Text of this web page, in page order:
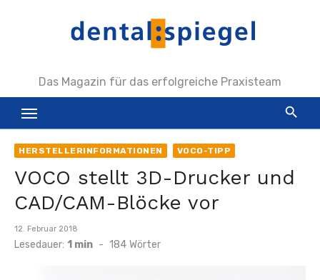
Das Magazin für das erfolgreiche Praxisteam
HERSTELLERINFORMATIONEN VOCO-TIPP
VOCO stellt 3D-Drucker und
CAD/CAM-Blöcke vor
Veröffentlicht
am
12. Februar 2018
Lesedauer: 1 min - 184 Wörter